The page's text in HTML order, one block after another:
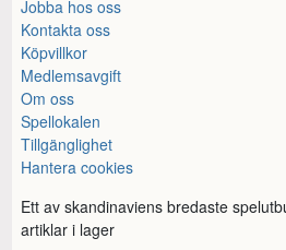
Jobba hos oss
Kontakta oss
Köpvillkor
Medlemsavgift
Om oss
Spellokalen
Tillgänglighet
Hantera cookies
Ett av skandinaviens bredaste
artiklar i lager